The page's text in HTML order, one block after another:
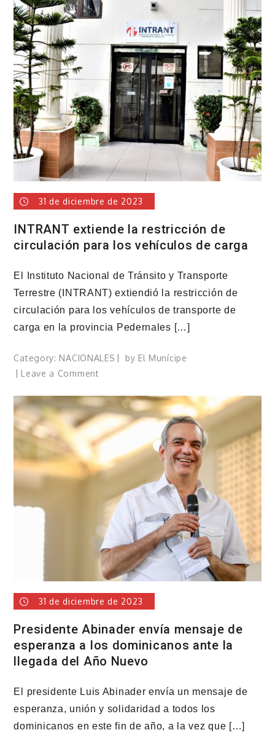
31 de diciembre de 2023
INTRANT extiende la restricción de
circulación para los vehículos de carga
El Instituto Nacional de Tránsito y Transporte
Terrestre (INTRANT) extiendió la restricción de
circulación para los vehículos de transporte de
carga en la provincia Pedernales […]
Category: NACIONALES by El Munícipe
Leave a Commenton
extiende
la
restricción
de
circulación
para
vehículos
de
carga
31 de diciembre de 2023
Presidente Abinader envía mensaje de
esperanza a los dominicanos ante la
llegada del Año Nuevo
El presidente Luis Abinader envía un mensaje de
esperanza, unión y solidaridad a todos los
dominicanos en este fin de año, a la vez que […]